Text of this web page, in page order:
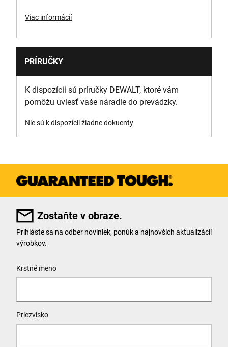
Šírka produktu [mm]
Stopka / Pripojenie
SDS MAX
Držiak nástroja
SDS-Max
Viac informácií
PRÍRUČKY
K dispozícii sú príručky DEWALT, ktoré vám
pomôžu uviesť vaše náradie do prevádzky.
Nie sú k dispozícii žiadne dokuenty
Zostaňte v obraze.
Prihláste sa na odber noviniek, ponúk a najnovších aktualizácií
výrobkov.
Krstné meno
Priezvisko